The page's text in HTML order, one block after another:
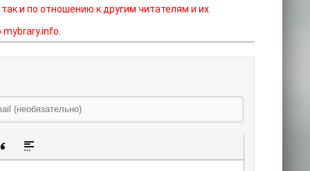
и по отношению к другим читателям и их
ссылку
скрытого текста
Вставка цитаты
Вставка спойлера